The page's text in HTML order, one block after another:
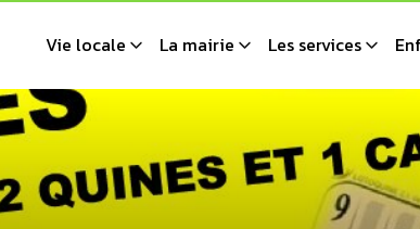
Vie locale La mairie Les services